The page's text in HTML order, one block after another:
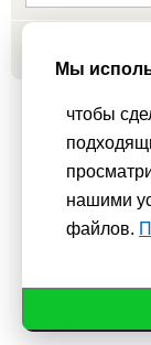
Мы используем
При
Мы
чтобы
нашими
файлов.